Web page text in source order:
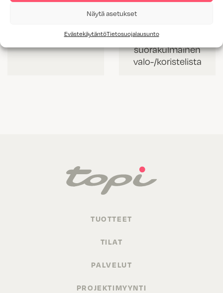
Näytä asetukset
EvästekäytäntöTietosuojalausunto
valolista
korkea
suorakulmainen
valo-/koristelista
TUOTTEET
TILAT
PALVELUT
PROJEKTIMYYNTI